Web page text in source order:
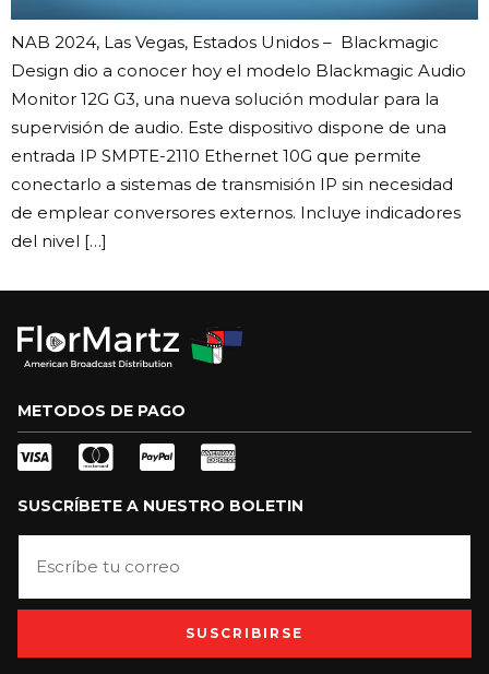
NAB 2024, Las Vegas, Estados Unidos – Blackmagic
Design dio a conocer hoy el modelo Blackmagic Audio
Monitor 12G G3, una nueva solución modular para la
supervisión de audio. Este dispositivo dispone de una
entrada IP SMPTE-2110 Ethernet 10G que permite
conectarlo a sistemas de transmisión IP sin necesidad
de emplear conversores externos. Incluye indicadores
del nivel […]
METODOS DE PAGO
SUSCRÍBETE A NUESTRO BOLETIN
SUSCRIBIRSE